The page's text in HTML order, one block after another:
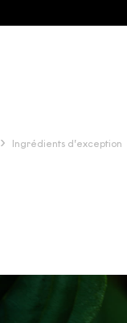
Ingrédients d’exception